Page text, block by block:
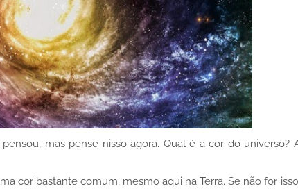
mas pense nisso agora. Qual é a cor do universo?
cor bastante comum, mesmo aqui na Terra. Se não for